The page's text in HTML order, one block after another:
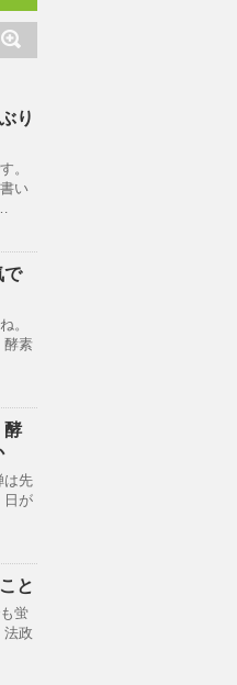
り
。
い
で
。
酵素
酵
は先
日が
と
蛍
法政